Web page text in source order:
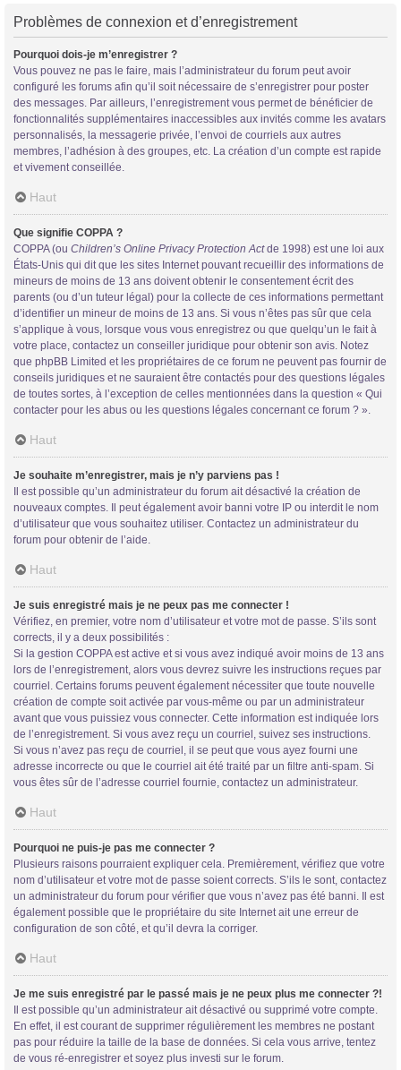
Forum d'information sur les transidentités masculines FtM/FtX/Ft*
Problèmes de connexion et d’enregistrement
Pourquoi dois-je m’enregistrer ?
Vous pouvez ne pas le faire, mais l’administrateur du forum peut avoir
configuré les forums afin qu’il soit nécessaire de s’enregistrer pour poster
des messages. Par ailleurs, l’enregistrement vous permet de bénéficier de
fonctionnalités supplémentaires inaccessibles aux invités comme les avatars
personnalisés, la messagerie privée, l’envoi de courriels aux autres
membres, l’adhésion à des groupes, etc. La création d’un compte est rapide
et vivement conseillée.
Haut
Que signifie COPPA ?
COPPA (ou Children’s Online Privacy Protection Actde 1998) est une loi aux
États-Unis qui dit que les sites Internet pouvant recueillir des informations de
mineurs de moins de 13 ans doivent obtenir le consentement écrit des
parents (ou d’un tuteur légal) pour la collecte de ces informations permettant
d’identifier un mineur de moins de 13 ans. Si vous n’êtes pas sûr que cela
s’applique à vous, lorsque vous vous enregistrez ou que quelqu’un le fait à
votre place, contactez un conseiller juridique pour obtenir son avis. Notez
que phpBB Limited et les propriétaires de ce forum ne peuvent pas fournir de
conseils juridiques et ne sauraient être contactés pour des questions légales
de toutes sortes, à l’exception de celles mentionnées dans la question « Qui
contacter pour les abus ou les questions légales concernant ce forum ? ».
Haut
Je souhaite m’enregistrer, mais je n’y parviens pas !
Il est possible qu’un administrateur du forum ait désactivé la création de
nouveaux comptes. Il peut également avoir banni votre IP ou interdit le nom
d’utilisateur que vous souhaitez utiliser. Contactez un administrateur du
forum pour obtenir de l’aide.
Haut
Je suis enregistré mais je ne peux pas me connecter !
Vérifiez, en premier, votre nom d’utilisateur et votre mot de passe. S’ils sont
corrects, il y a deux possibilités :
Si la gestion COPPA est active et si vous avez indiqué avoir moins de 13 ans
lors de l’enregistrement, alors vous devrez suivre les instructions reçues par
courriel. Certains forums peuvent également nécessiter que toute nouvelle
création de compte soit activée par vous-même ou par un administrateur
avant que vous puissiez vous connecter. Cette information est indiquée lors
de l’enregistrement. Si vous avez reçu un courriel, suivez ses instructions.
Si vous n’avez pas reçu de courriel, il se peut que vous ayez fourni une
adresse incorrecte ou que le courriel ait été traité par un filtre anti-spam. Si
vous êtes sûr de l’adresse courriel fournie, contactez un administrateur.
Haut
Pourquoi ne puis-je pas me connecter ?
Plusieurs raisons pourraient expliquer cela. Premièrement, vérifiez que votre
nom d’utilisateur et votre mot de passe soient corrects. S’ils le sont, contactez
un administrateur du forum pour vérifier que vous n’avez pas été banni. Il est
également possible que le propriétaire du site Internet ait une erreur de
configuration de son côté, et qu’il devra la corriger.
Haut
Je me suis enregistré par le passé mais je ne peux plus me connecter ?!
Il est possible qu’un administrateur ait désactivé ou supprimé votre compte.
En effet, il est courant de supprimer régulièrement les membres ne postant
pas pour réduire la taille de la base de données. Si cela vous arrive, tentez
de vous ré-enregistrer et soyez plus investi sur le forum.